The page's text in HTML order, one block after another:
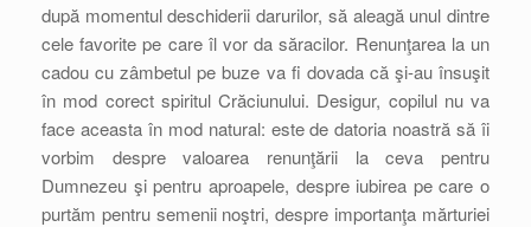
după momentul deschiderii darurilor, să aleagă unul dintre
cele favorite pe care îl vor da săracilor. Renunţarea la un
cadou cu zâmbetul pe buze va fi dovada că şi-au însuşit
în mod corect spiritul Crăciunului. Desigur, copilul nu va
face aceasta în mod natural: este de datoria noastră să îi
vorbim despre valoarea renunţării la ceva pentru
Dumnezeu şi pentru aproapele, despre iubirea pe care o
purtăm pentru semenii noştri, despre importanţa mărturiei